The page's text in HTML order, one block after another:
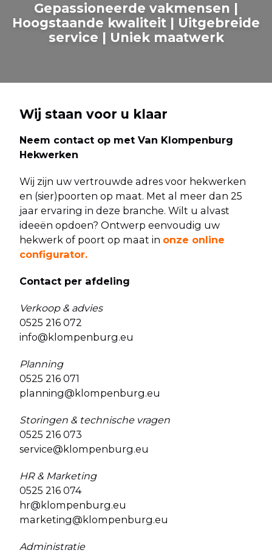
Gepassioneerde vakmensen |
Hoogstaande kwaliteit | Uitgebreide
service | Uniek maatwerk
Wij staan voor u klaar
Neem contact op met Van Klompenburg
Hekwerken
Wij zijn uw vertrouwde adres voor hekwerken
en (sier)poorten op maat. Met al meer dan 25
jaar ervaring in deze branche. Wilt u alvast
ideeën opdoen? Ontwerp eenvoudig uw
hekwerk of poort op maat in onze online
configurator.
Contact per afdeling
Verkoop & advies
0525 216 072
info@klompenburg.eu
Planning
0525 216 071
planning@klompenburg.eu
Storingen & technische vragen
0525 216 073
service@klompenburg.eu
HR & Marketing
0525 216 074
hr@klompenburg.eu
marketing@klompenburg.eu
Administratie